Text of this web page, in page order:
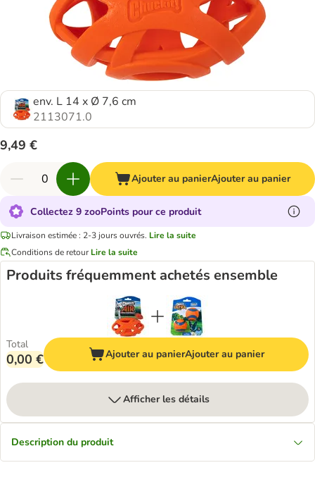
env. L 14 x Ø 7,6 cm
2113071.0
9,49 €
Ajouter au panierAjouter au panier
Collectez 9 zooPoints pour ce produit
Livraison estimée : 2-3 jours ouvrés. Lire la suite
Conditions de retour Lire la suite
Produits fréquemment achetés ensemble
Total
0,00 € Ajouter au panierAjouter au panier
Afficher les détails
Description du produit